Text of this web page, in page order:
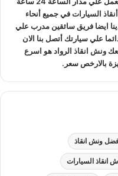
أنقاذ السياراتفي جميع أنحاء
ايضا فريق سائقين مدرب علي
علي سيارتك أتصل بنا الان
ونش انقاذ الرواد هو اسرع
بالارخص سعر.
ونش انقاذ
انقاذ السيارات